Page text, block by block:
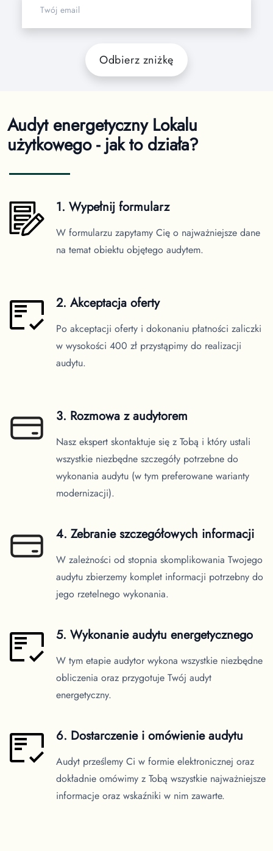
Odbierz zniżkę
Audyt energetyczny Lokalu
użytkowego - jak to działa?
1. Wypełnij formularz
W formularzu zapytamy Cię o najważniejsze dane
na temat obiektu objętego audytem.
2. Akceptacja oferty
Po akceptacji oferty i dokonaniu płatności zaliczki
w wysokości 400 zł przystąpimy do realizacji
audytu.
3. Rozmowa z audytorem
Nasz ekspert skontaktuje się z Tobą i który ustali
wszystkie niezbędne szczegóły potrzebne do
wykonania audytu (w tym preferowane warianty
modernizacji).
4. Zebranie szczegółowych informacji
W zależności od stopnia skomplikowania Twojego
audytu zbierzemy komplet informacji potrzebny do
jego rzetelnego wykonania.
5. Wykonanie audytu energetycznego
W tym etapie audytor wykona wszystkie niezbędne
obliczenia oraz przygotuje Twój audyt
energetyczny.
6. Dostarczenie i omówienie audytu
Audyt prześlemy Ci w formie elektronicznej oraz
dokładnie omówimy z Tobą wszystkie najważniejsze
informacje oraz wskaźniki w nim zawarte.